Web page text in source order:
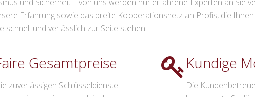
und Sicherheit – von uns werden nur erfahrene Experten an Sie
Erfahrung sowie das breite Kooperationsnetz an Profis, die
schnell und verlässlich zur Seite stehen.
Gesamtpreise
zuverlässigen Schlüsseldienste
Kundige
Die